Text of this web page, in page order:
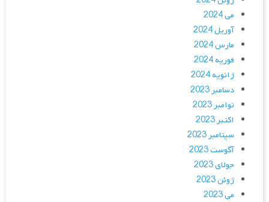
می 2024
آوریل 2024
مارس 2024
فوریه 2024
ژانویه 2024
دسامبر 2023
نوامبر 2023
اکتبر 2023
سپتامبر 2023
آگوست 2023
جولای 2023
ژوئن 2023
می 2023